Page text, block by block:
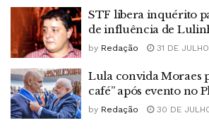
STF libera inquérito
de influência de
by Redação 31 DE
Lula convida Moraes
café” após evento no
by Redação 30 DE